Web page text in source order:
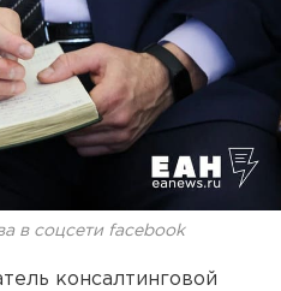
в соцсети facebook
консалтинговой